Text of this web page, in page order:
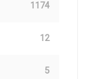
1174
12
5